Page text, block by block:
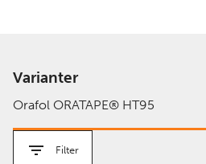
Varianter
Orafol ORATAPE® HT95
Filter